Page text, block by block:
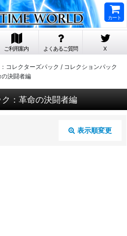
カート
ご利用案内 よくあるご質問 X
コレクターズパック / コレクションパック
決闘者編
：革命の決闘者編
表示順変更